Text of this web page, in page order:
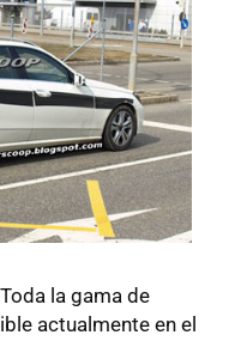
la gama de
actualmente en el